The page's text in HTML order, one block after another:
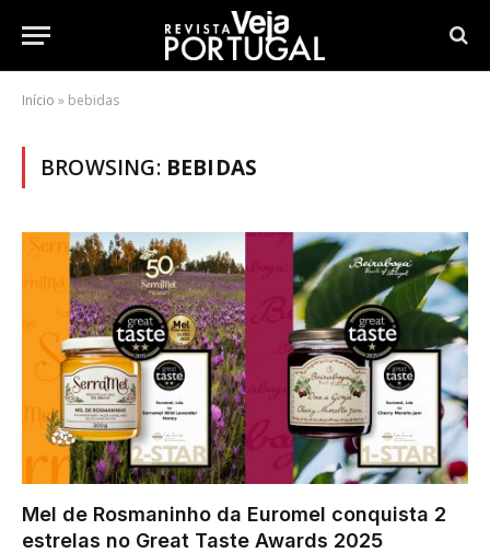
Início » bebidas
BROWSING: BEBIDAS
Mel de Rosmaninho da Euromel conquista 2
estrelas no Great Taste Awards 2025